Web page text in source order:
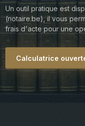
Un outil pratique est
(notaire.be), il vous
frais d'acte pour une
Calculatrice